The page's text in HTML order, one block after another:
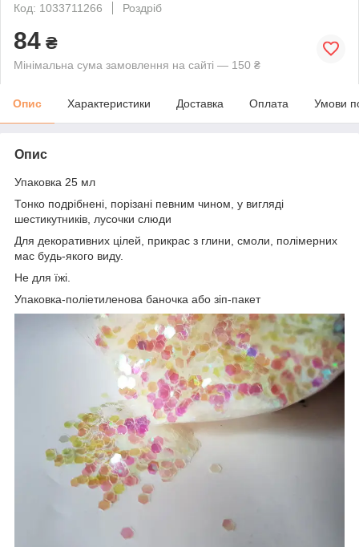
Код: 1033711266
Роздріб
84 ₴
Мінімальна сума замовлення на сайті — 150 ₴
Опис Характеристики Доставка Оплата Умови
Опис
Упаковка 25 мл
Тонко подрібнені, порізані певним чином, у вигляді
шестикутників, лусочки слюди
Для декоративних цілей, прикрас з глини, смоли, полімерних
мас будь-якого виду.
Не для їжі.
Упаковка-поліетиленова баночка або зіп-пакет